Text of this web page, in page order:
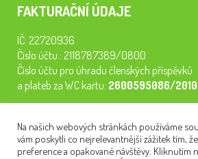
FAKTURAČNÍ ÚDAJE
IČ: 22720936
Číslo účtu.: 2118787389/0800
Číslo účtu pro úhradu členských příspěvků
a plateb za WC kartu: 2600595086/2010
semináře, konferenci, plavbu na lodi a WC
tiskneme odborné publikace pro pacienty.
Na našich webových stránkách používáme
vám poskytli co nejrelevantnější zážitek tím,
preference a opakované návštěvy. Kliknutím